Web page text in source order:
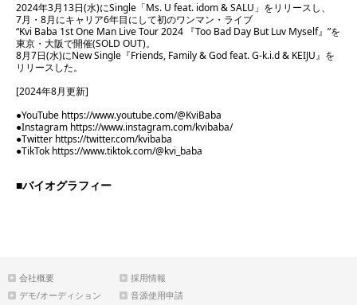
2024年3月13日(水)にSingle「Ms. U feat. idom & SALU」をリリースし、
7月・8月にキャリア6年目にして初のワンマン・ライブ
“Kvi Baba 1st One Man Live Tour 2024 『Too Bad Day But Luv Myself』”を
東京・大阪で開催(SOLD OUT)。
8月7日(水)にNew Single『Friends, Family & God feat. G-k.i.d & KEIJU』を
リリースした。
[2024年8月更新]
●YouTube https://www.youtube.com/@KviBaba
●Instagram https://www.instagram.com/kvibaba/
●Twitter https://twitter.com/kvibaba
●TikTok https://www.tiktok.com/@kvi_baba
■バイオグラフィー
会社概要
採用情報
デモ/オーディション
音源使用申請